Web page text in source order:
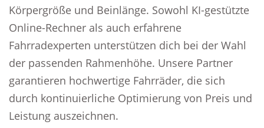
Körpergröße und Beinlänge. Sowohl KI-gestützte
Online-Rechner als auch erfahrene
Fahrradexperten unterstützen dich bei der Wahl
der passenden Rahmenhöhe. Unsere Partner
garantieren hochwertige Fahrräder, die sich
durch kontinuierliche Optimierung von Preis und
Leistung auszeichnen.